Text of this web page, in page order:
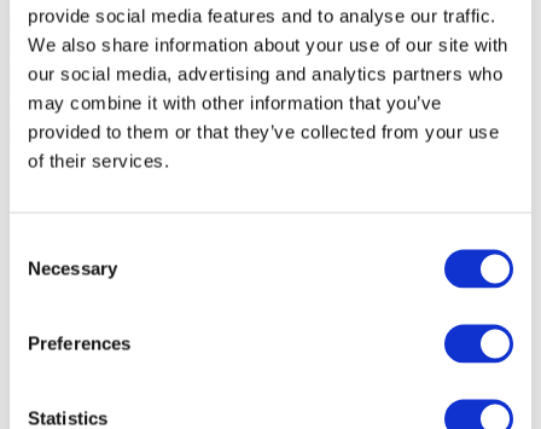
provide social media features and to analyse our traffic.
We also share information about your use of our site with
our social media, advertising and analytics partners who
may combine it with other information that you’ve
provided to them or that they’ve collected from your use
of their services.
Selection
Necessary
Preferences
Statistics